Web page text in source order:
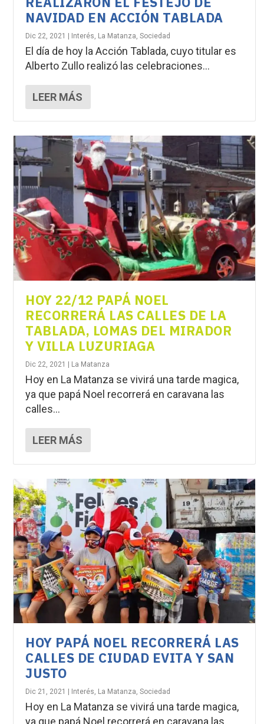
NAVIDAD EN ACCIÓN TABLADA
Dic 22, 2021 Interés, La Matanza,Sociedad
El día de hoy la Acción Tablada, cuyo titular es
Alberto Zullo realizó las celebraciones...
LEER MÁS
HOY 22/12 PAPÁ NOEL
RECORRERÁ LAS CALLES DE LA
TABLADA, LOMAS DEL MIRADOR
Y VILLA LUZURIAGA
Dic 22, 2021 | La Matanza
Hoy en La Matanza se vivirá una tarde magica,
ya que papá Noel recorrerá en caravana las
calles...
LEER MÁS
HOY PAPÁ NOEL RECORRERÁ LAS
CALLES DE CIUDAD EVITA Y SAN
JUSTO
Dic 21, 2021 Interés, La Matanza,Sociedad
Hoy en La Matanza se vivirá una tarde magica,
ya que papá Noel recorrerá en caravana las